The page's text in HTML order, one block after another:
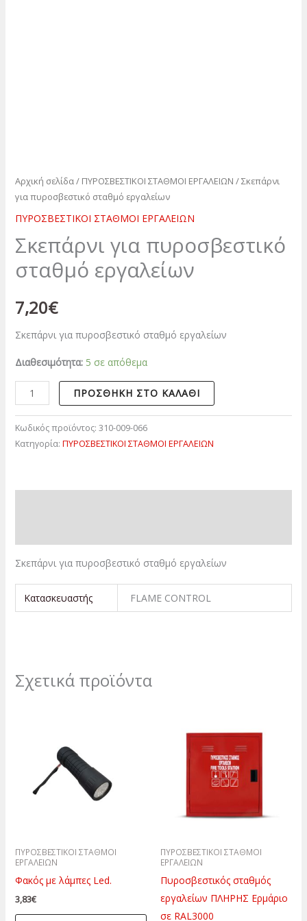
Αρχική σελίδα/ ΠΥΡΟΣΒΕΣΤΙΚΟΙ ΣΤΑΘΜΟΙ ΕΡΓΑΛΕΙΩΝ / Σκεπάρνι
για πυροσβεστικό σταθμό εργαλείων
ΠΥΡΟΣΒΕΣΤΙΚΟΙ ΣΤΑΘΜΟΙ ΕΡΓΑΛΕΙΩΝ
Σκεπάρνι για πυροσβεστικό
σταθμό εργαλείων
7,20€
Σκεπάρνι για πυροσβεστικό σταθμό εργαλείων
Διαθεσιμότητα: 5 σε απόθεμα
ΠΡΟΣΘΉΚΗ ΣΤΟ ΚΑΛΆΘΙ
Κωδικός προϊόντος: 310-009-066
Κατηγορία: ΠΥΡΟΣΒΕΣΤΙΚΟΙ ΣΤΑΘΜΟΙ ΕΡΓΑΛΕΙΩΝ
Σκεπάρνι για πυροσβεστικό σταθμό εργαλείων
Κατασκευαστής FLAME CONTROL
Σχετικά προϊόντα
ΠΥΡΟΣΒΕΣΤΙΚΟΙ ΣΤΑΘΜΟΙ
ΕΡΓΑΛΕΙΩΝ
Φακός με λάμπες Led.
3,83€
ΠΥΡΟΣΒΕΣΤΙΚΟΙ ΣΤΑΘΜΟΙ
ΕΡΓΑΛΕΙΩΝ
Πυροσβεστικός σταθμός
εργαλείων ΠΛΗΡΗΣ Ερμάριο
σε RAL3000